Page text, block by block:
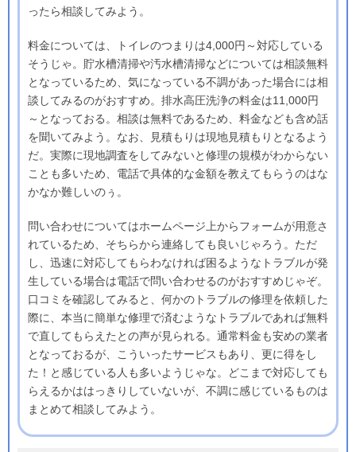
ったら相談してみよう。
料金については、トイレのつまりは4,000円～対応している
そうじゃ。貯水槽清掃や汚水槽清掃などについては相談無料
となっているため、気になっている不調があった場合には相
談してみるのがおすすめ。排水高圧洗浄の料金は11,000円
～となっておる。相談は無料であるため、料金なども含め話
を聞いてみよう。なお、見積もりは現地見積もりとなるよう
だ。実際に現地調査をしてみないと修理の規模がわからない
ことも多いため、電話で具体的な金額を教えてもらうのはな
かなか難しいのぅ。
問い合わせについてはホームページ上からフォームが用意さ
れているため、そちらから連絡しても良いじゃろう。ただ
し、迅速に対応してもらわなければ困るようなトラブルが発
生している場合は電話で問い合わせるのがおすすめじゃぞ。
口コミを確認してみると、何かのトラブルの修理を依頼した
際に、本当に簡単な修理で済むようなトラブルであれば無料
で直してもらえたとの声が見られる。通常料金も安めの業者
となっておるが、こういったサービスもあり、更に得をし
た！と感じている人も多いようじゃな。どこまで対応しても
らえるかははっきりしていないが、不調に感じているものは
まとめて相談してみよう。